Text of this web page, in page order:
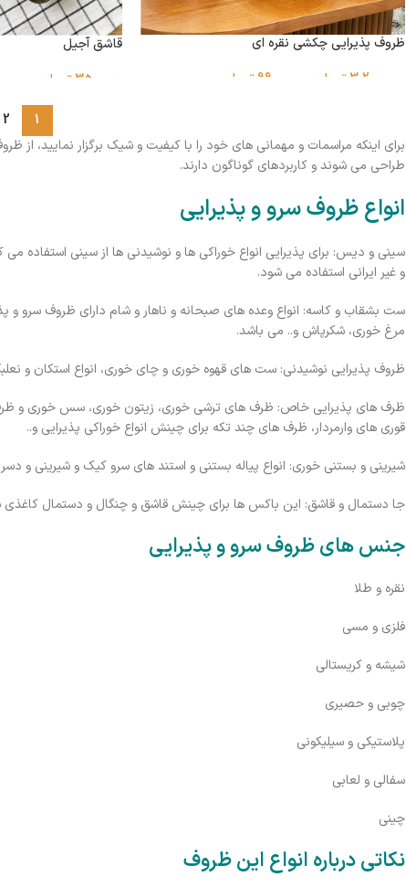
ظروف پذیرایی چکشی نقره ای
3,200,000تومان 990,000تومان
قاشق آجیل
350,000تومان
1
2
برای اینکه مراسمات و مهمانی های خود را با کیفیت و شیک برگزار نمایید،
طراحی می شوند و کاربردهای گوناگون دارند.
انواع ظروف سرو و پذیرایی
سینی و دیس: برای پذیرایی انواع خوراکی ها و نوشیدنی ها از سینی استفاده
و غیر ایرانی استفاده می شود.
ست بشقاب و کاسه: انواع وعده های صبحانه و ناهار و شام دارای ظروف
مرغ خوری، شکرپاش و.. می باشد.
ظروف پذیرایی نوشیدنی: ست های قهوه خوری و چای خوری، انواع استکان و
ظرف های پذیرایی خاص: ظرف های ترشی خوری، زیتون خوری، سس خوری و ظرف
قوری های وارمردار، ظرف های چند تکه برای چینش انواع خوراکی پذیرایی و..
شیرینی و بستنی خوری: انواع پیاله بستنی و استند های سرو کیک و شیرینی و دسر
جا دستمال و قاشق: این باکس ها برای چینش قاشق و چنگال و دستمال کاغذی
جنس های ظروف سرو و پذیرایی
نقره و طلا
فلزی و مسی
شیشه و کریستالی
چوبی و حصیری
پلاستیکی و سیلیکونی
سفالی و لعابی
چینی
نکاتی درباره انواع این ظروف